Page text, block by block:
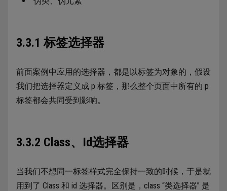
3.3.1 标签选择器
前面案例中应用的选择器，都是以标签为对象的，假设
我们把选择器定义成 p 标签，那么整个页面中所有的 p
标签都会共同受到影响。
3.3.2 Class、Id选择器
当我们不想同一标签样式完全保持一致的时候，于是就
用到了 Class 和 id 选择器。区别是，class “类选择器” 是